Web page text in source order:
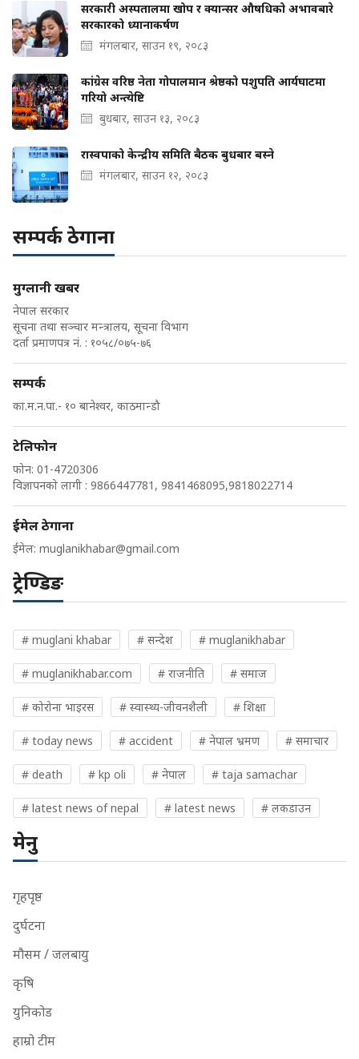
सरकारी अस्पतालमा खोप र क्यान्सर औषधिको अभावबारे
सरकारको ध्यानाकर्षण
मंगलबार, साउन १९, २०८३
कांग्रेस वरिष्ठ नेता गोपालमान श्रेष्ठको पशुपति आर्यघाटमा
गरियो अन्त्येष्टि
बुधबार, साउन १३, २०८३
रास्वपाको केन्द्रीय समिति बैठक बुधबार बस्ने
मंगलबार, साउन १२, २०८३
सम्पर्क ठेगाना
मुग्लानी खबर
नेपाल सरकार
सूचना तथा सञ्चार मन्त्रालय, सूचना विभाग
दर्ता प्रमाणपत्र नं. : १०५८/०७५-७६
सम्पर्क
का.म.न.पा.- १० बानेश्वर, काठमान्डौ
टेलिफोन
फोन: 01-4720306
विज्ञापनको लागी : 9866447781, 9841468095,9818022714
ईमेल ठेगाना
ईमेल: muglanikhabar@gmail.com
ट्रेण्डिङ
# muglani khabar # सन्देश # muglanikhabar
# muglanikhabar.com # राजनीति # समाज
# कोरोना भाइरस # स्वास्थ्य-जीवनशैली # शिक्षा
# today news # accident # नेपाल भ्रमण # समाचार
# death # kp oli # नेपाल # taja samachar
# latest news of nepal # latest news # लकडाउन
मेनु
गृहपृष्ठ
दुर्घटना
मौसम / जलबायु
कृषि
युनिकोड
हाम्रो टीम